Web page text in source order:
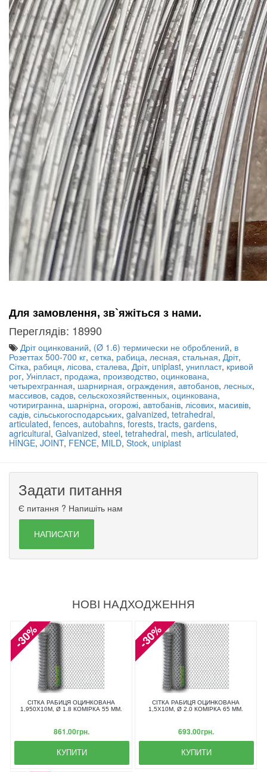
Для замовлення, зв`яжіться з нами.
Переглядів: 18990
Дріт оцинкований, (Ø 1.6) термически не оброблений, в
Розеттах 500-700 кг, сетка, рабица, лесная, стальная, Дріт,
Сітка, рабиця, лісова, сталева, Дріт, uniplast, унипласт, кривой
рог, Уніпласт, продажа, производство, оцинкована,
четырехгранная, шарнирная, ограждения, автобанов, лесных,
массивов, садов, сельскохозяйственных, оцинкована,
чотиригранна, шарнірна, огорожі, автобанів, лісових, масивів,
садів, сільськогосподарських, galvanized, tetrahedral,
articulated, fences, autobahns, forests, tracts, gardens,
agricultural, Galvanized, steel, tetrahedral, mesh, articulated,
HINGE, JOINT, FENCE, MILD, Stock, uniplast
Задати питання
Є питання ? Напишіть нам
НАПИСАТИ
НОВІ НАДХОДЖЕННЯ
-30%
СІТКА РАБИЦЯ ОЦИНКОВАНА
1,950X10М, Ø 1.8 КОМІРКА 55 ММ.
861.00грн.
КУПИТИ
-30%
СІТКА РАБИЦЯ ОЦИНКОВАНА
1,5X10М, Ø 2.0 КОМІРКА 65 ММ.
693.00грн.
КУПИТИ